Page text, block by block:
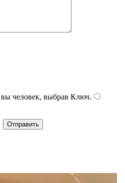
человек, выбрав Ключ.